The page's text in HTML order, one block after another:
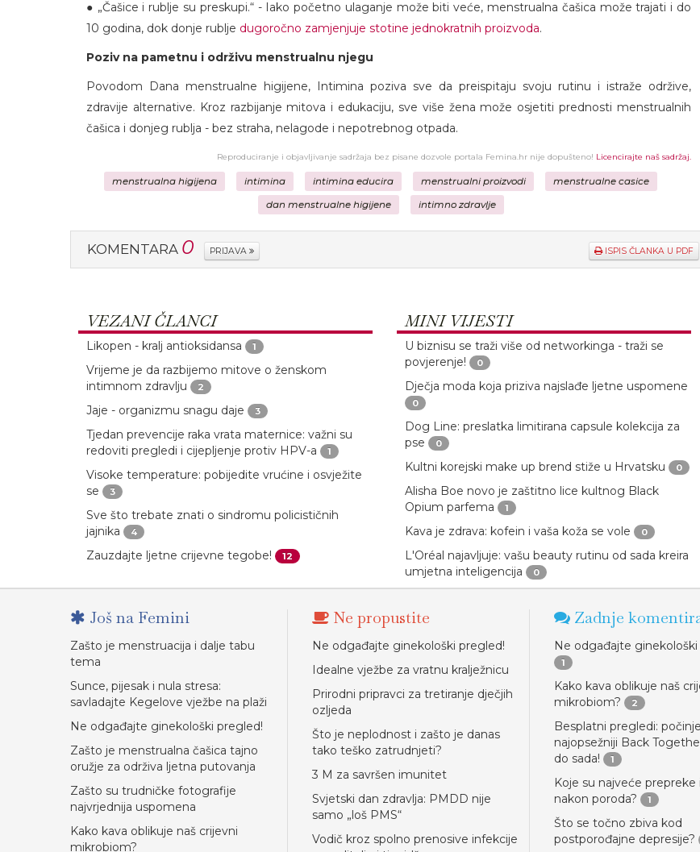
● „Čašice i rublje su preskupi.“ - Iako početno ulaganje može biti veće, menstrualna čašica može trajati i do
10 godina, dok donje rublje dugoročno zamjenjuje stotine jednokratnih proizvoda.
Poziv na pametnu i održivu menstrualnu njegu
Povodom Dana menstrualne higijene, Intimina poziva sve da preispitaju svoju rutinu i istraže održive,
zdravije alternative. Kroz razbijanje mitova i edukaciju, sve više žena može osjetiti prednosti menstrualnih
čašica i donjeg rublja - bez straha, nelagode i nepotrebnog otpada.
Reproduciranje i objavljivanje sadržaja bez pisane dozvole portala Femina.hr nije dopušteno! Licencirajte naš sadržaj.
menstrualna higijena intimina intimina educira menstrualni proizvodi menstrualne casice
dan menstrualne higijene intimno zdravlje
KOMENTARA 0 PRIJAVA ISPIS ČLANKA U PDF
VEZANI ČLANCI
Likopen - kralj antioksidansa 1
Vrijeme je da razbijemo mitove o ženskom
intimnom zdravlju
2
Jaje - organizmu snagu daje 3
Tjedan prevencije raka vrata maternice: važni su
redoviti pregledi i cijepljenje protiv HPV-a
1
Visoke temperature: pobijedite vrućine i osvježite
se
3
Sve što trebate znati o sindromu policističnih
jajnika
4
Zauzdajte ljetne crijevne tegobe! 12
MINI VIJESTI
U biznisu se traži više od networkinga - traži se
povjerenje!
0
Dječja moda koja priziva najslađe ljetne uspomene
0
Dog Line: preslatka limitirana capsule kolekcija za
pse
0
Kultni korejski make up brend stiže u Hrvatsku 0
Alisha Boe novo je zaštitno lice kultnog Black
Opium parfema
1
Kava je zdrava: kofein i vaša koža se vole 0
L'Oréal najavljuje: vašu beauty rutinu od sada kreira
umjetna inteligencija
0
Još na Femini
Zašto je menstruacija i dalje tabu
tema
Sunce, pijesak i nula stresa:
savladajte Kegelove vježbe na plaži
Ne odgađajte ginekološki pregled!
Zašto je menstrualna čašica tajno
oružje za održiva ljetna putovanja
Zašto su trudničke fotografije
najvrjednija uspomena
Kako kava oblikuje naš crijevni
mikrobiom?
Ne propustite
Ne odgađajte ginekološki pregled!
Idealne vježbe za vratnu kralježnicu
Prirodni pripravci za tretiranje dječjih
ozljeda
Što je neplodnost i zašto je danas
tako teško zatrudnjeti?
3 M za savršen imunitet
Svjetski dan zdravlja: PMDD nije
samo „loš PMS“
Vodič kroz spolno prenosive infekcije
Zadnje
Ne odgađajte
1
Kako kava oblikuje naš
mikrobiom?
2
Besplatni pregledi: počinje
najopsežniji Back
do sada!
1
Koje su najveće
nakon poroda?
1
Što se točno zbiva kod
postporođajne depresije?